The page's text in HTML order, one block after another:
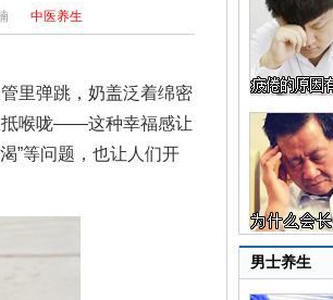
中医养生
里弹跳，奶盖泛着绵密
抵喉咙——这种幸福感让
”等问题，也让人们开
男士养生